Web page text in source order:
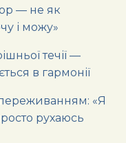
— не як
і можу»
течії —
в гармонії
«Я
рухаюсь